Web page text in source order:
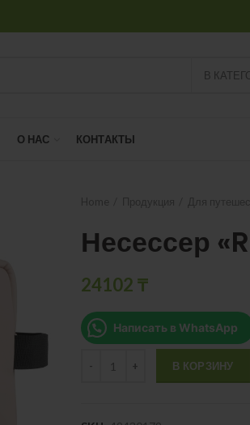
В
О НАС КОНТАКТЫ
Несессер
24102 ₸
Написать в WhatsApp
В КОРЗИНУ